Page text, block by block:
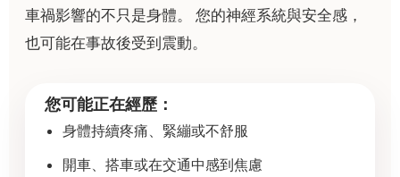
車禍影響的不只是身體。 您的神經系統與安全感，
也可能在事故後受到震動。
您可能正在經歷：
身體持續疼痛、緊繃或不舒服
開車、搭車或在交通中感到焦慮